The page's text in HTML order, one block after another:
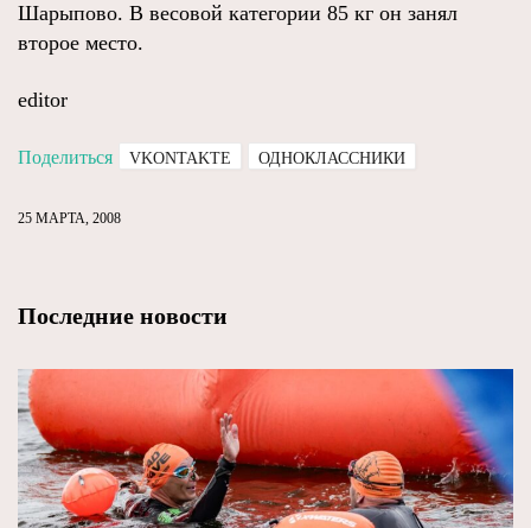
Шарыпово. В весовой категории 85 кг он занял
второе место.
editor
Поделиться VKONTAKTE ОДНОКЛАССНИКИ
25 МАРТА, 2008
Последние новости